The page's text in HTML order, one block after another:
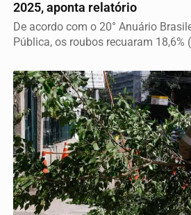
2025, aponta relatório
De acordo com o 20° Anuário
Pública, os roubos recuaram 18,6%